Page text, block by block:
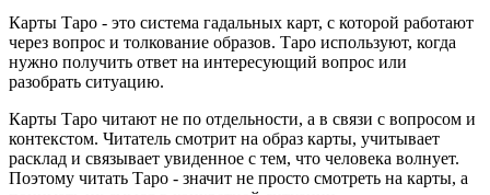
Карты Таро - это система гадальных карт, с которой работают
через вопрос и толкование образов. Таро используют, когда
нужно получить ответ на интересующий вопрос или
разобрать ситуацию.
Карты Таро читают не по отдельности, а в связи с вопросом и
контекстом. Читатель смотрит на образ карты, учитывает
расклад и связывает увиденное с тем, что человека волнует.
Поэтому читать Таро - значит не просто смотреть на карты, а